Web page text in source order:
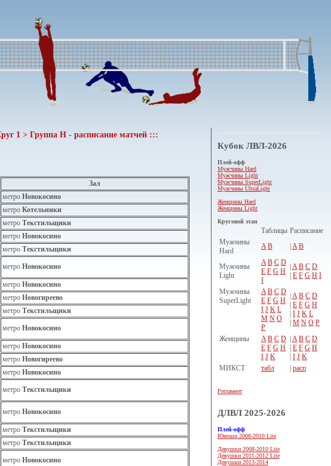
1 > Группа H - расписание матчей :::
Зал
метро Новокосино
метро Котельники
метро Текстильщики
метро Новокосино
метро Текстильщики
метро Новокосино
метро Новокосино
метро Новогиреево
метро Текстильщики
метро Новокосино
метро Новокосино
метро Новогиреево
метро Новокосино
метро Текстильщики
метро Новокосино
метро Текстильщики
метро Текстильщики
метро Новокосино
Кубок ЛВЛ-2026
Плей-офф
Мужчины Hard
Мужчины Light
Мужчины SuperLight
Мужчины UltraLight
Женщины Hard
Женщины Light
Круговой этап
Таблицы Расписание
Мужчины
Hard
A B |A B
Мужчины
Light
A B C D
E F G H
I
|A B C D
| E F G H I
Мужчины
SuperLight
A B C D
E F G H
I J K L
M N O
P
|A B C D
| E F G H
| I J K L
| M N O P
Женщины
A B C D
E F G H
I J K
|A B C D
| E F G H
| I J K
МИКСТ
табл | расп
Регламент
ДЛВЛ 2025-2026
Плей-офф
Юноши 2008-2010 Lite
Девушки 2008-2010 Lite
Девушки 2011-2012 Lite
Девушки 2013-2014